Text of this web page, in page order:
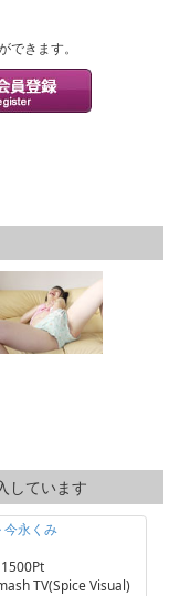
きます。
しています
今永くみ
TV(Spice Visual)